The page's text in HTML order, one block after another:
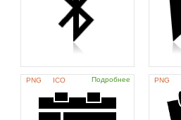
PNG ICO Подробнее PNG